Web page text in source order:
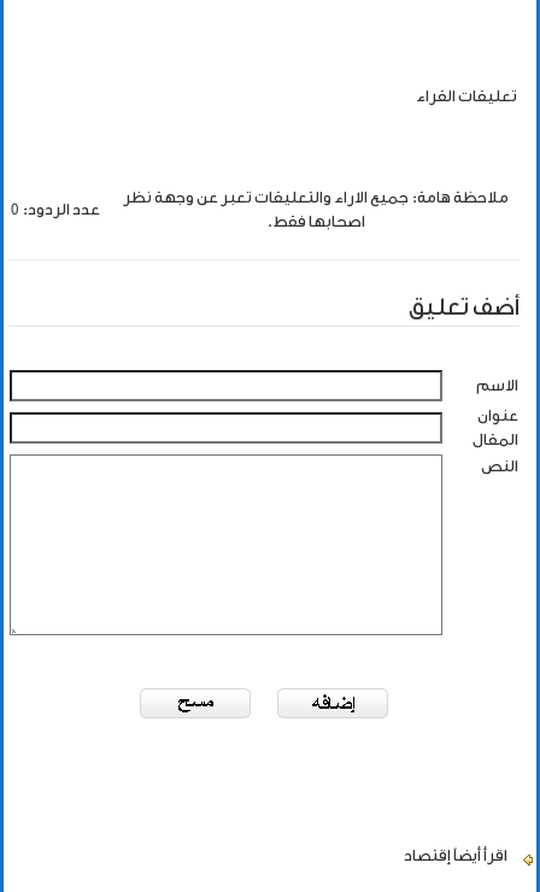
تعليقات القراء
ملاحظة هامة: جميع الاراء والتعليقات تعبر عن وجهة نظر
اصحابها فقط.
عدد الردود: 0
أضف تعليق
الاسم
عنوان
المقال
النص
اقرأ أيضاً إقتصاد